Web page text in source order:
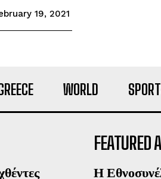
19, 2021
WORLD
FEATURED
Η